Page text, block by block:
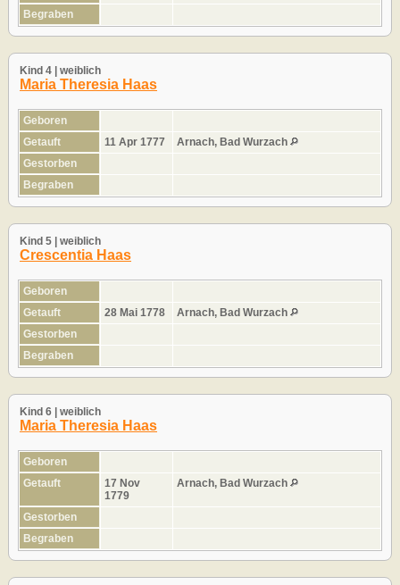
Begraben
Kind 4 | weiblich
Maria Theresia Haas
Geboren
Getauft
11 Apr 1777
Arnach, Bad Wurzach
Gestorben
Begraben
Kind 5 | weiblich
Crescentia Haas
Geboren
Getauft
28 Mai 1778
Arnach, Bad Wurzach
Gestorben
Begraben
Kind 6 | weiblich
Maria Theresia Haas
Geboren
Getauft
17 Nov
1779
Arnach, Bad Wurzach
Gestorben
Begraben